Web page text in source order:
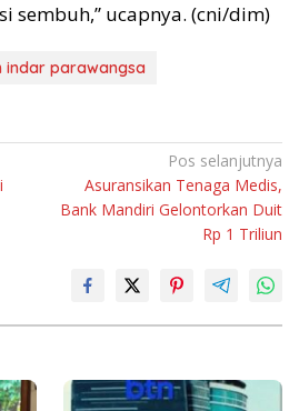
sembuh,” ucapnya. (cni/dim)
indar parawangsa
Pos selanjutnya
Asuransikan Tenaga Medis,
Bank Mandiri Gelontorkan Duit
Rp 1 Triliun